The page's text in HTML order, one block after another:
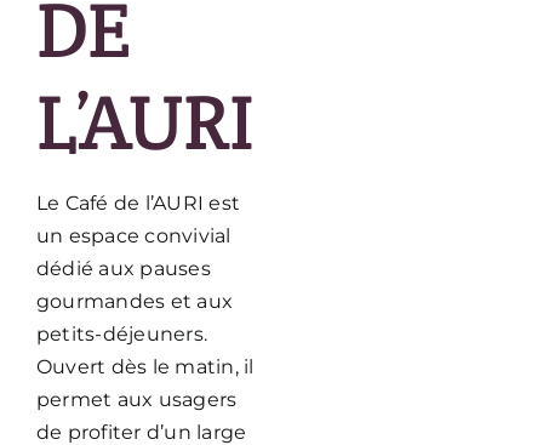
DE
L’AURI
Le Café de l’AURI est
un espace convivial
dédié aux pauses
gourmandes et aux
petits-déjeuners.
Ouvert dès le matin, il
permet aux usagers
de profiter d’un large